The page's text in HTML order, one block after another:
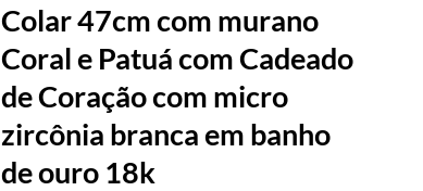
Colar 47cm com murano
Coral e Patuá com Cadeado
de Coração com micro
zircônia branca em banho
de ouro 18k